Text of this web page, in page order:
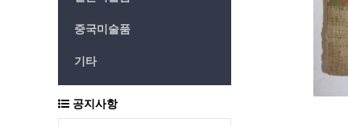
중국미술품
기타
공지사항